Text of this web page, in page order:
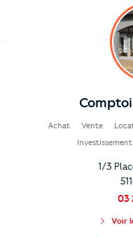
Achat Vente
1/3
03
Voir